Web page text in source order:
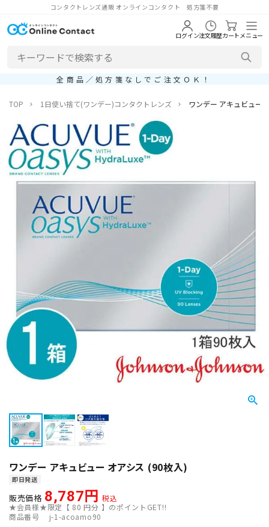
コンタクトレンズ通販 オンラインコンタクト 処方箋不要
ログイン注文履歴カートメニュー
全商品／処方箋なしでご注文ＯＫ！
TOP 1日使い捨て(ワンデー)コンタクトレンズ ワンデー アキュビュー
ワンデー アキュビュー オアシス (90枚入)
即日発送
販売価格 8,787
税込
★会員様★限定【 80 円分 】のポイントGET!!
商品番号
j-1-acoamo90